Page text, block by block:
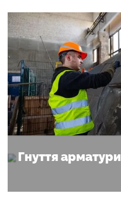
Гнуття арматури